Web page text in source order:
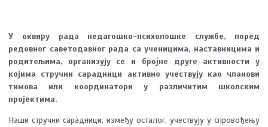
У оквиру рада педагошко-психолошке службе, поред
редовног саветодавног рада са ученицима, наставницима и
родитељима, организују се и бројне друге активности у
којима стручни сарадници активно учествују као чланови
тимова или координатори у различитим школским
пројектима.
Наши стручни сарадници, између осталог, учествују у спровођењу